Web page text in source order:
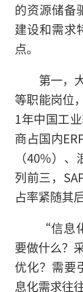
的资源储备
建设和需求
点。
第一，
等职能岗位
1年中国工
商占国内
（40%）
列前三，
占率紧随其后
“信息
要做什么？
优化？需要
息化需求往